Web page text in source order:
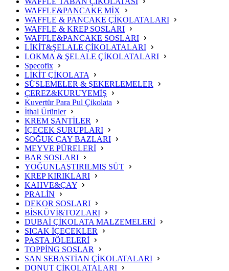
WAFFLE&PANCAKE MİX
WAFFLE & PANCAKE ÇİKOLATALARI
WAFFLE & KREP SOSLARI
WAFFLE&PANCAKE SOSLARI
LİKİT&ŞELALE ÇİKOLATALARI
LOKMA & ŞELALE ÇİKOLATALARI
Specofix
LİKİT ÇİKOLATA
SÜSLEMELER & ŞEKERLEMELER
ÇEREZ&KURUYEMİŞ
Kuvertür Para Pul Çikolata
İthal Ürünler
KREM ŞANTİLER
İÇECEK ŞURUPLARI
SOĞUK ÇAY BAZLARI
MEYVE PÜRELERİ
BAR SOSLARI
YOĞUNLAŞTIRILMIŞ SÜT
KREP KIRIKLARI
KAHVE&ÇAY
PRALİN
DEKOR SOSLARI
BİSKÜVİ&TOZLARI
DUBAİ ÇİKOLATA MALZEMELERİ
SICAK İÇECEKLER
PASTA JÖLELERİ
TOPPİNG SOSLAR
SAN SEBASTİAN ÇİKOLATALARI
DONUT ÇİKOLATALARI